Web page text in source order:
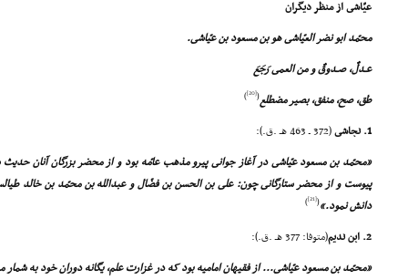
عیّاشى از منظر دیگران
محمّد ابو نضر العیّاشى هو بن مسعود بن عیّاشى.
عـدلٌ، صـدوقٌ و من العمى رَجَعَ
طق، صح، منفق، بصیر مضطلع(
[20]
)
1. نجاشى
(372 ـ 463 هـ .ق.):
«محمّد بن مسعود عیّاشى در آغاز جوانى پیرو مذهب عامّه بود و از محضر بزرگان آنان
پیوست و از محضر ستارگانى چون: على بن الحسن بن فضّال و عبدالله بن محمّد بن خالد
دانش نمود.»(
[21]
)
2. ابن ندیم
(متوفا: 377 هـ .ق.):
«محمّد بن مسعود عیّاشى... از فقیهان امامیه بود که در غزارت علم، یگانه دوران خود به